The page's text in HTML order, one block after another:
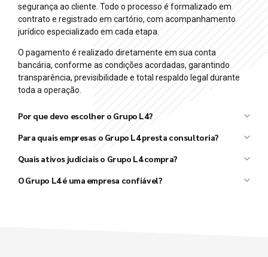
segurança ao cliente. Todo o processo é formalizado em
contrato e registrado em cartório, com acompanhamento
jurídico especializado em cada etapa.
O pagamento é realizado diretamente em sua conta
bancária, conforme as condições acordadas, garantindo
transparência, previsibilidade e total respaldo legal durante
toda a operação.
Por que devo escolher o Grupo L4?
L4 Taxx L4 Ativos
Para quais empresas o Grupo L4 presta consultoria?
Quais ativos judiciais o Grupo L4 compra?
O Grupo L4 é uma empresa confiável?